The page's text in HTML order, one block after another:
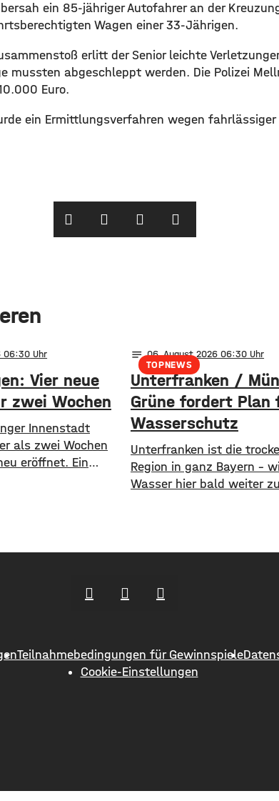
ein 85-jähriger Autofahrer an der
Wagen einer 33-Jährigen.
erlitt der Senior leichte
mussten abgeschleppt werden. Die Polizei
Euro.
ein Ermittlungsverfahren wegen fahrlässiger
06:30
Vier neue
zwei Wochen
Innenstadt
als zwei Wochen
eröffnet. Ein
Dirk
und den
TOPNEWS
notes 06. August 2026 06:30
Unterfranken /
Grüne fordert Plan
Wasserschutz
​​Unterfranken ist die
Region in ganz Bayern –
Wasser hier bald weiter
Grünen im Bayerischen
fordern sie einen 10-
Notfallplan für Bayern.
So sollen unter anderem
Teilnahmebedingungen für Gewinnspiele
Cookie-Einstellungen